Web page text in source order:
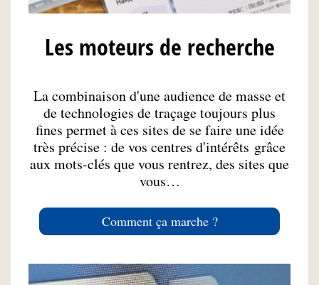
Les moteurs de recherche
La combinaison d'une audience de masse et
de technologies de traçage toujours plus
fines permet à ces sites de se faire une idée
très précise : de vos centres d'intérêts grâce
aux mots-clés que vous rentrez, des sites que
vous…
Comment ça marche ?